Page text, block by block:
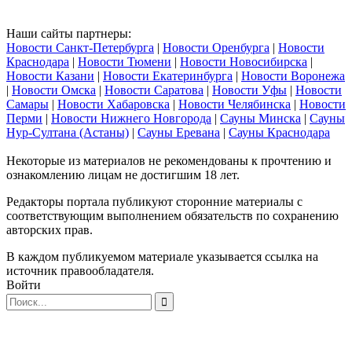
Наши сайты партнеры:
Новости Санкт-Петербурга | Новости Оренбурга | Новости
Краснодара | Новости Тюмени | Новости Новосибирска |
Новости Казани | Новости Екатеринбурга | Новости Воронежа
| Новости Омска | Новости Саратова | Новости Уфы | Новости
Самары | Новости Хабаровска | Новости Челябинска | Новости
Перми | Новости Нижнего Новгорода | Сауны Минска | Сауны
Нур-Султана (Астаны) | Сауны Еревана | Сауны Краснодара
Некоторые из материалов не рекомендованы к прочтению и
ознакомлению лицам не достигшим 18 лет.
Редакторы портала публикуют сторонние материалы с
соответствующим выполнением обязательств по сохранению
авторских прав.
В каждом публикуемом материале указывается ссылка на
источник правообладателя.
Войти